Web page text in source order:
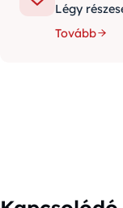
Légy
Tovább